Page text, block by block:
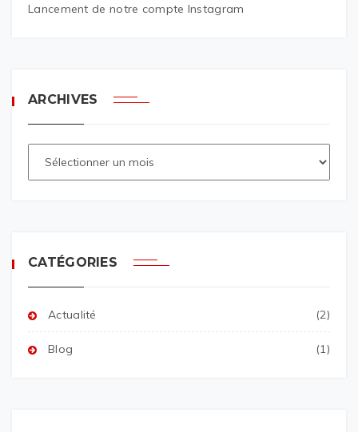
Lancement de notre compte Instagram
ARCHIVES
CATÉGORIES
Actualité (2)
Blog (1)